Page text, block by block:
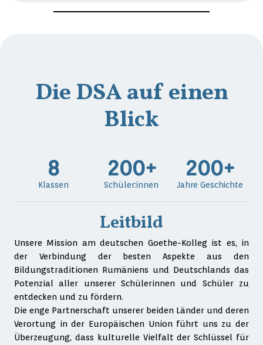
Die DSA auf einen
Blick
Klassen
8
Schüler:innen
200+
Jahre Geschichte
200+
Leitbild
Unsere Mission am deutschen Goethe-Kolleg ist es, in
der Verbindung der besten Aspekte aus den
Bildungstraditionen Rumäniens und Deutschlands das
Potenzial aller unserer Schülerinnen und Schüler zu
entdecken und zu fördern.
Die enge Partnerschaft unserer beiden Länder und deren
Verortung in der Europäischen Union führt uns zu der
Überzeugung, dass kulturelle Vielfalt der Schlüssel für